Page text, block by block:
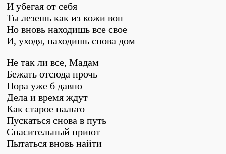
И убегая от себя
Ты лезешь как из кожи вон
Но вновь находишь все свое
И, уходя, находишь снова дом
Не так ли все, Мадам
Бежать отсюда прочь
Пора уже б давно
Дела и время ждут
Как старое пальто
Пускаться снова в путь
Спасительный приют
Пытаться вновь найти